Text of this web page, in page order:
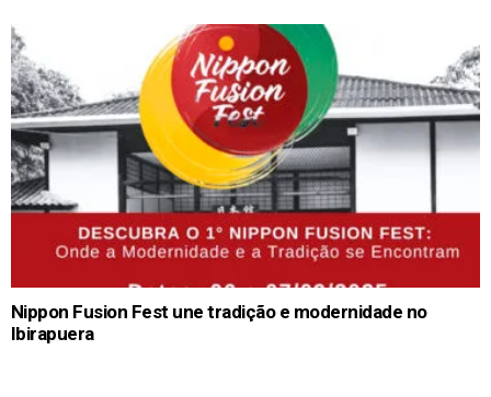
Nippon Fusion Fest une tradição e modernidade no
Ibirapuera